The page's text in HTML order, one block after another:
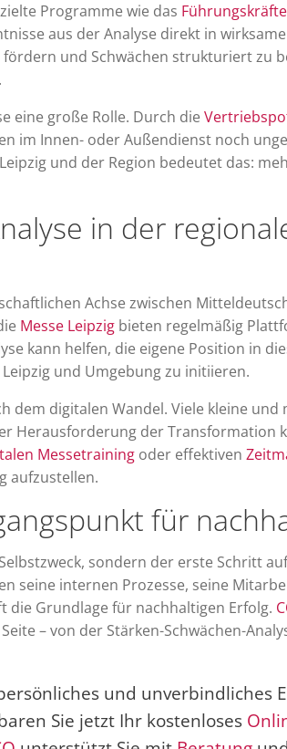
Programme wie das
aus der Analyse direkt in
und Schwächen strukturiert zu
eine große Rolle. Durch die
im Innen- oder Außendienst noch
und der Region bedeutet das:
in der
Achse zwischen
Messe Leipzig bieten regelmäßig
kann helfen, die eigene Position in
und Umgebung zu initiieren.
dem digitalen Wandel. Viele kleine
Herausforderung der Transformation
Messetraining oder effektiven
aufzustellen.
für
sondern der erste Schritt
seine internen Prozesse, seine
Grundlage für nachhaltigen Erfolg.
– von der Stärken-Schwächen-
und unverbindliches
Sie jetzt Ihr kostenloses